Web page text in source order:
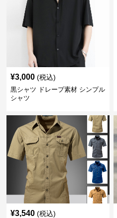
¥3,000 (税込)
黒シャツ ドレープ素材 シンプル
シャツ
¥3,540 (税込)